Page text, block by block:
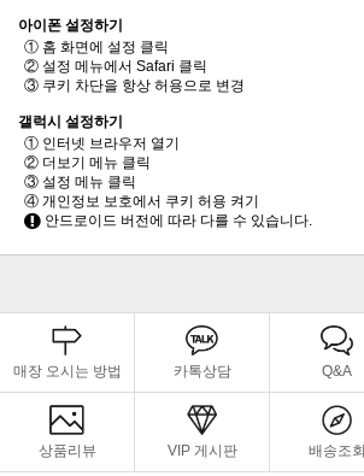
아이폰 설정하기
① 홈 화면에 설정 클릭
② 설정 메뉴에서 Safari 클릭
③ 쿠키 차단을 항상 허용으로 변경
갤럭시 설정하기
① 인터넷 브라우저 열기
② 더보기 메뉴 클릭
③ 설정 메뉴 클릭
④ 개인정보 보호에서 쿠키 허용 켜기
안드로이드 버전에 따라 다를 수 있습니다.
매장 오시는 방법 카톡상담 Q&A
상품리뷰 VIP 게시판 배송조회